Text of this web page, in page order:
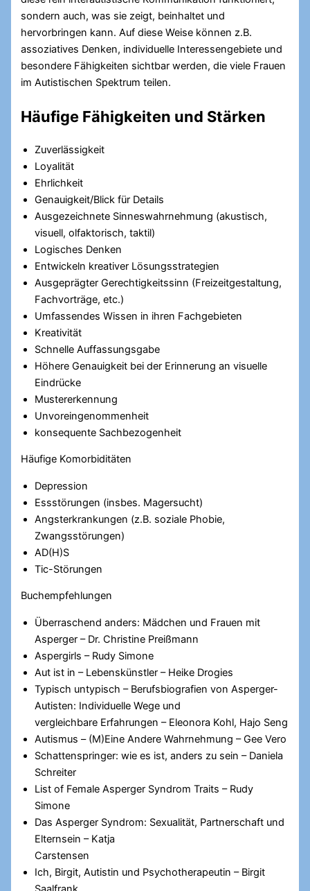
sondern auch, was sie zeigt, beinhaltet und
hervorbringen kann. Auf diese Weise können z.B.
assoziatives Denken, individuelle Interessengebiete und
besondere Fähigkeiten sichtbar werden, die viele Frauen
im Autistischen Spektrum teilen.
Häufige Fähigkeiten und Stärken
Zuverlässigkeit
Loyalität
Ehrlichkeit
Genauigkeit/Blick für Details
Ausgezeichnete Sinneswahrnehmung (akustisch,
visuell, olfaktorisch, taktil)
Logisches Denken
Entwickeln kreativer Lösungsstrategien
Ausgeprägter Gerechtigkeitssinn (Freizeitgestaltung,
Fachvorträge, etc.)
Umfassendes Wissen in ihren Fachgebieten
Kreativität
Schnelle Auffassungsgabe
Höhere Genauigkeit bei der Erinnerung an visuelle
Eindrücke
Mustererkennung
Unvoreingenommenheit
konsequente Sachbezogenheit
Häufige Komorbiditäten
Depression
Essstörungen (insbes. Magersucht)
Angsterkrankungen (z.B. soziale Phobie,
Zwangsstörungen)
AD(H)S
Tic-Störungen
Buchempfehlungen
Überraschend anders: Mädchen und Frauen mit
Asperger – Dr. Christine Preißmann
Aspergirls – Rudy Simone
Aut ist in – Lebenskünstler – Heike Drogies
Typisch untypisch – Berufsbiografien von Asperger-
Autisten: Individuelle Wege und
vergleichbare Erfahrungen – Eleonora Kohl, Hajo Seng
Autismus – (M)Eine Andere Wahrnehmung – Gee Vero
Schattenspringer: wie es ist, anders zu sein – Daniela
Schreiter
List of Female Asperger Syndrom Traits – Rudy
Simone
Das Asperger Syndrom: Sexualität, Partnerschaft und
Elternsein – Katja
Carstensen
Ich, Birgit, Autistin und Psychotherapeutin – Birgit